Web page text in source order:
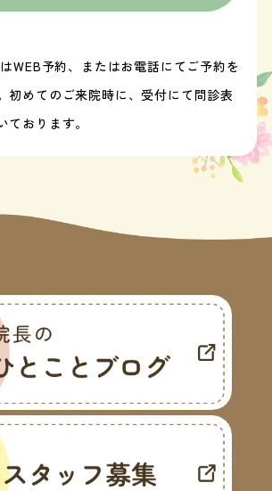
WEB予約、またはお電話にてご予約を
初めてのご来院時に、受付にて問診表
ております。